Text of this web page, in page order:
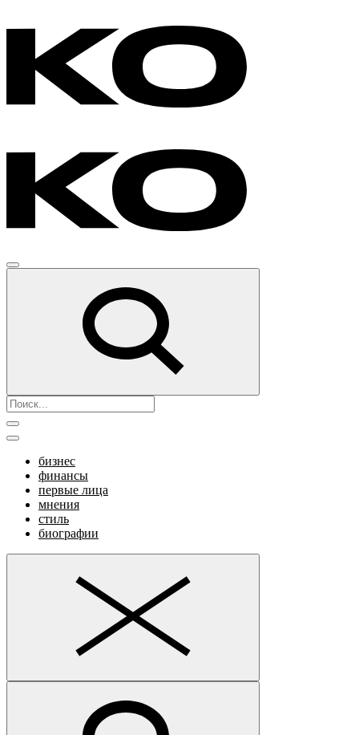
бизнес
финансы
первые лица
мнения
стиль
биографии